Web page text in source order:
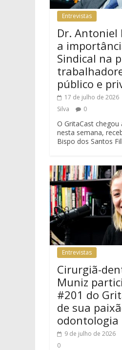
Entrevistas
Dr. Antoniel
a
Sindical na
público e
17 de julho de 2026
Silva
0
O GritaCast
nesta semana,
Bispo dos Santos
Entrevistas
Cirurgiã-
Muniz
#201 do
de sua
odontologia
9 de julho de 2026
0